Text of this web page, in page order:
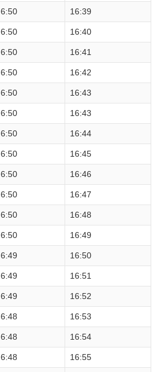
6:50 16:39
6:50 16:40
6:50 16:41
6:50 16:42
6:50 16:43
6:50 16:43
6:50 16:44
6:50 16:45
6:50 16:46
6:50 16:47
6:50 16:48
6:50 16:49
6:49 16:50
6:49 16:51
6:49 16:52
6:48 16:53
6:48 16:54
6:48 16:55